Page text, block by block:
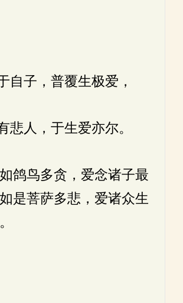
自子，普覆生极爱，
悲人，于生爱亦尔。
鸽鸟多贪，爱念诸子最
是菩萨多悲，爱诸众生